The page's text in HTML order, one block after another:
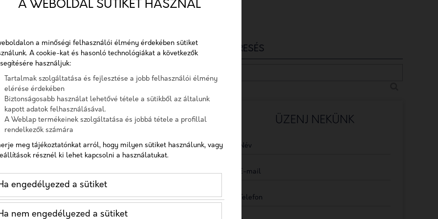
technikák, melyeket egészségügyi szolgáltatók
betegek megtartása érdekében. Ezek a
hagyományos marketingelemeket, a közösségi
javítására irányuló kezdeményezéseket.
(SEO), különösen a helyi SEO,
növelésében. Egészségügyi szolgáltatók
KERESÉS
ÜZENJ NEKÜNK
Név
E-mail
Telefon
A WEBOLDAL SÜTIKET HASZNÁL
a minőségi felhasználói élmény érdekében sütiket
A cookie-kat és hasonló technológiákat a következők
használjuk:
Tartalmak szolgáltatása és fejlesztése a jobb felhasználói élmény
elérése érdekében
Biztonságosabb használat lehetővé tétele a sütikből az általunk
kapott adatok felhasználásával.
A Weblap termékeinek szolgáltatása és jobbá tétele a profillal
rendelkezők számára
meg tájékoztatónkat arról, hogy milyen sütiket használunk, vagy
résznél ki lehet kapcsolni a használatukat.
engedélyezed a sütiket
nem engedélyezed a sütiket
A checkbox pipálásával - az Általános Adatvédelmi
Rendelet (GDPR) 6. cikk (1) bekezdés a) pontja, továbbá a 7.
cikk rendelkezése alapján - hozzájárulok, hogy az adatkezelő
a most megadott személyes adataimat a GDPR, továbbá a
saját adatkezelési tájékoztat
Hozzájárulok, hogy a weboldal kapcsolatfelvétel céljából
tárolja az adataimat
Nem vagyok robot!
Kapcsolatfelvétel